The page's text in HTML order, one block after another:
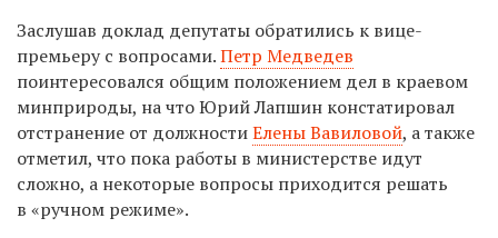
Заслушав доклад депутаты обратились к вице-
премьеру с вопросами.Петр Медведев
поинтересовался общим положением дел в краевом
минприроды, на что Юрий Лапшин констатировал
отстранение от должностиЕлены Вавиловой, а также
отметил, что пока работы в министерстве идут
сложно, а некоторые вопросы приходится решать
в «ручном режиме».